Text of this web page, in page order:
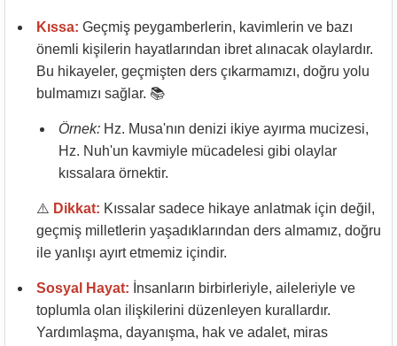
Kıssa: Geçmiş peygamberlerin, kavimlerin ve bazı
önemli kişilerin hayatlarından ibret alınacak olaylardır.
Bu hikayeler, geçmişten ders çıkarmamızı, doğru yolu
bulmamızı sağlar. 📚
Örnek: Hz. Musa'nın denizi ikiye ayırma mucizesi,
Hz. Nuh'un kavmiyle mücadelesi gibi olaylar
kıssalara örnektir.
⚠️ Dikkat: Kıssalar sadece hikaye anlatmak için değil,
geçmiş milletlerin yaşadıklarından ders almamız, doğru
ile yanlışı ayırt etmemiz içindir.
Sosyal Hayat: İnsanların birbirleriyle, aileleriyle ve
toplumla olan ilişkilerini düzenleyen kurallardır.
Yardımlaşma, dayanışma, hak ve adalet, miras